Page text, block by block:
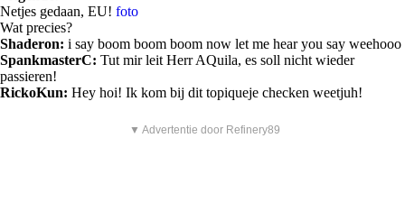
Netjes gedaan, EU! foto
Wat precies?
Shaderon: i say boom boom boom now let me hear you say weehooo
SpankmasterC: Tut mir leit Herr AQuila, es soll nicht wieder
passieren!
RickoKun: Hey hoi! Ik kom bij dit topiqueje checken weetjuh!
▼ Advertentie door Refinery89